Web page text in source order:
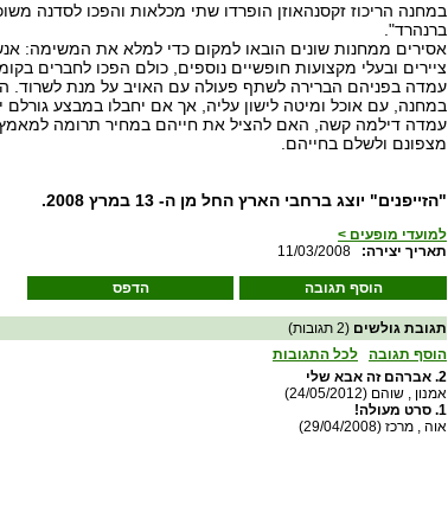
במחנה הריכוז זקסנהאוזן הופרדו שתי מכלאות והפכו לסדנה
ברנהרד".
אסירים ממחנות שונים הובאו למקום כדי למלא את המשימה:
ציירים ובעלי מקצועות חופשיים נוספים, כולם הפכו לחברים
עמדה בפניהם הברירה לשתף פעולה עם האויב על מנת לשרוד.
במחנה, עם אוכל ומיטה לישון עליה, אך אם יחבלו במבצע גורלם
עמדה דילמה קשה, האם להציל את חייהם במחיר תרומה
מצפונם ולשלם בחייהם.
"הזייפנים" יוצג ברחבי הארץ החל מן ה- 13 במרץ 2008.
למועדי מופעים >
11/03/2008
:תאריך יצירה
הדפס הוסף תגובה
תגובת גולשים (2 תגובות)
הוסף תגובה
לכל התגובות
2. אברהם זה אבא שלי
אמנון , שוהם (24/05/2012)
1. סרט מעולה!
אוה , מרכז (29/04/2008)